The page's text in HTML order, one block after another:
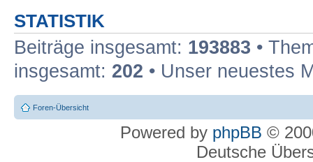
STATISTIK
Beiträge insgesamt: 193883 •
insgesamt: 202 • Unser neuestes
Foren-Übersicht
Powered by phpBB ©
Deutsche